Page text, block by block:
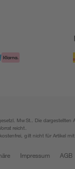
MwSt.. Die
reicht.
gilt nicht für Artikel
Impressum AGB